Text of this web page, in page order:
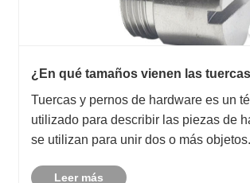
¿En qué tamaños vienen las
Tuercas y pernos de hardware es un
utilizado para describir las piezas de
se utilizan para unir dos o más objetos.
Leer más